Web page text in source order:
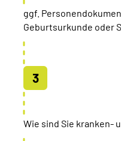
ggf.
Geburtsurkunde oder
Wie sind Sie kranken-